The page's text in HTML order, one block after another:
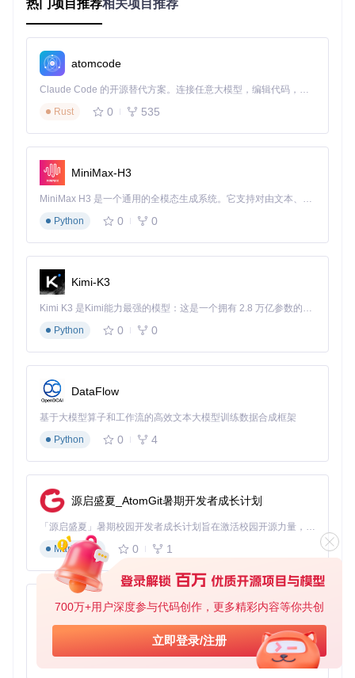
700万+用户深度参与代码创作，更多精彩内容等你共创
立即登录/注册
packager/：包含跨平台打包核心逻辑
app/app.gradle
app/packager/：存放打包所需资源文件
平台适配指南：系统专属打包方案
Windows平台打包：EXE与MSI安装包构建
目标：生成适用于Windows系统的可执行安装程序
Windows平台提供32位和64位两种打包任务，分别对应不同
# 构建32位Windows安装包（兼容旧系统）
装并配置环境变量。相关配置模板位于app/packager/in
no-setup/目录。
Windows打包流程由
步骤包括：
编译项目并创建可执行JAR文件
生成ZIP压缩分发包
最终产物位于
文件。
MacOS平台打包：DMG与PKG镜像构建
目标：创建符合MacOS应用标准的安装镜像
MacOS平台打包通过以下命令执行：
# 构建MacOS平台安装包
热门项目推荐相关项目推荐
atomcode
Claude Code 的开源替代方案。连接任意大模型，编辑代码，运行命令，自动验证 — 全自动执行。用 Rust 构建，极致性能。 ｜ An open-source alternative to Claude Code. Connect any LLM, edit code, run commands, and verify changes — autonomously. Built in Rust for speed. Get Started
Rust
0 535
MiniMax-H3
MiniMax H3 是一个通用的全模态生成系统。它支持对由文本、图像、视频和音频组成的多模态上下文进行统一理解，并能生成分辨率高达 2K、时长可达 15 秒的带原生立体声音频的视频。得益于面向任务泛化的系统设计，H3 在预训练阶段就已具备广泛的多模态上下文理解与生成能力，能够出色地执行复杂的多模态指令。
Python
0 0
Kimi-K3
Kimi K3 是Kimi能力最强的模型：这是一个拥有 2.8 万亿参数的混合专家（MoE）模型，具备原生视觉理解能力，并支持 100 万 token 的上下文窗口。
Python
0 0
DataFlow
基于大模型算子和工作流的高效文本大模型训练数据合成框架
Python
0 4
源启盛夏_AtomGit暑期开发者成长计划
「源启盛夏」暑期校园开发者成长计划旨在激活校园开源力量，通过积分激励、认证扶持、资源倾斜等形式，引导高校组织和开发者完成「入驻 — 建项目 — 做贡献 — 获认证 — 得资源」的完整闭环。无论你是想带领社团入驻平台的组织者，还是希望用代码贡献证明自己的开发者，都能在这里找到属于你的成长路径。
Markdown
0 1
py-xiaozhi
基于Python的Xiaozhi AI，适用于想要完整Xiaozhi体验而无需拥有专用硬件的用户。
Python
0 1